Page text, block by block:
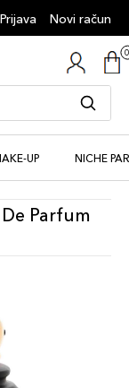
Prijava Novi račun
UP NICHE
Parfum